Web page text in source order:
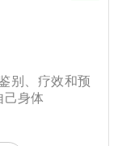
别、疗效和预
己身体